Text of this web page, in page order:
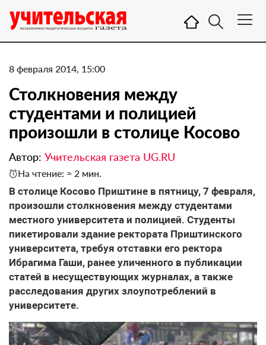
8 февраля 2014, 15:00
Столкновения между
студентами и полицией
произошли в столице Косово
Автор: Учительская газета UG.RU
На чтение: ≈ 2 мин.
В столице Косово Приштине в пятницу, 7 февраля,
произошли столкновения между студентами
местного университета и полицией. Студенты
пикетировали здание ректората Приштинского
университета, требуя отставки его ректора
Ибрагима Гаши, ранее уличенного в публикации
статей в несуществующих журналах, а также
расследования других злоупотреблений в
университете.